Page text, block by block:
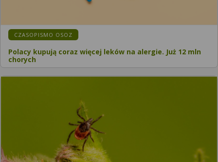
KATEGORIA:
CZASOPISMO OSOZ
Polacy kupują coraz więcej leków na alergie. Już 12 mln
chorych